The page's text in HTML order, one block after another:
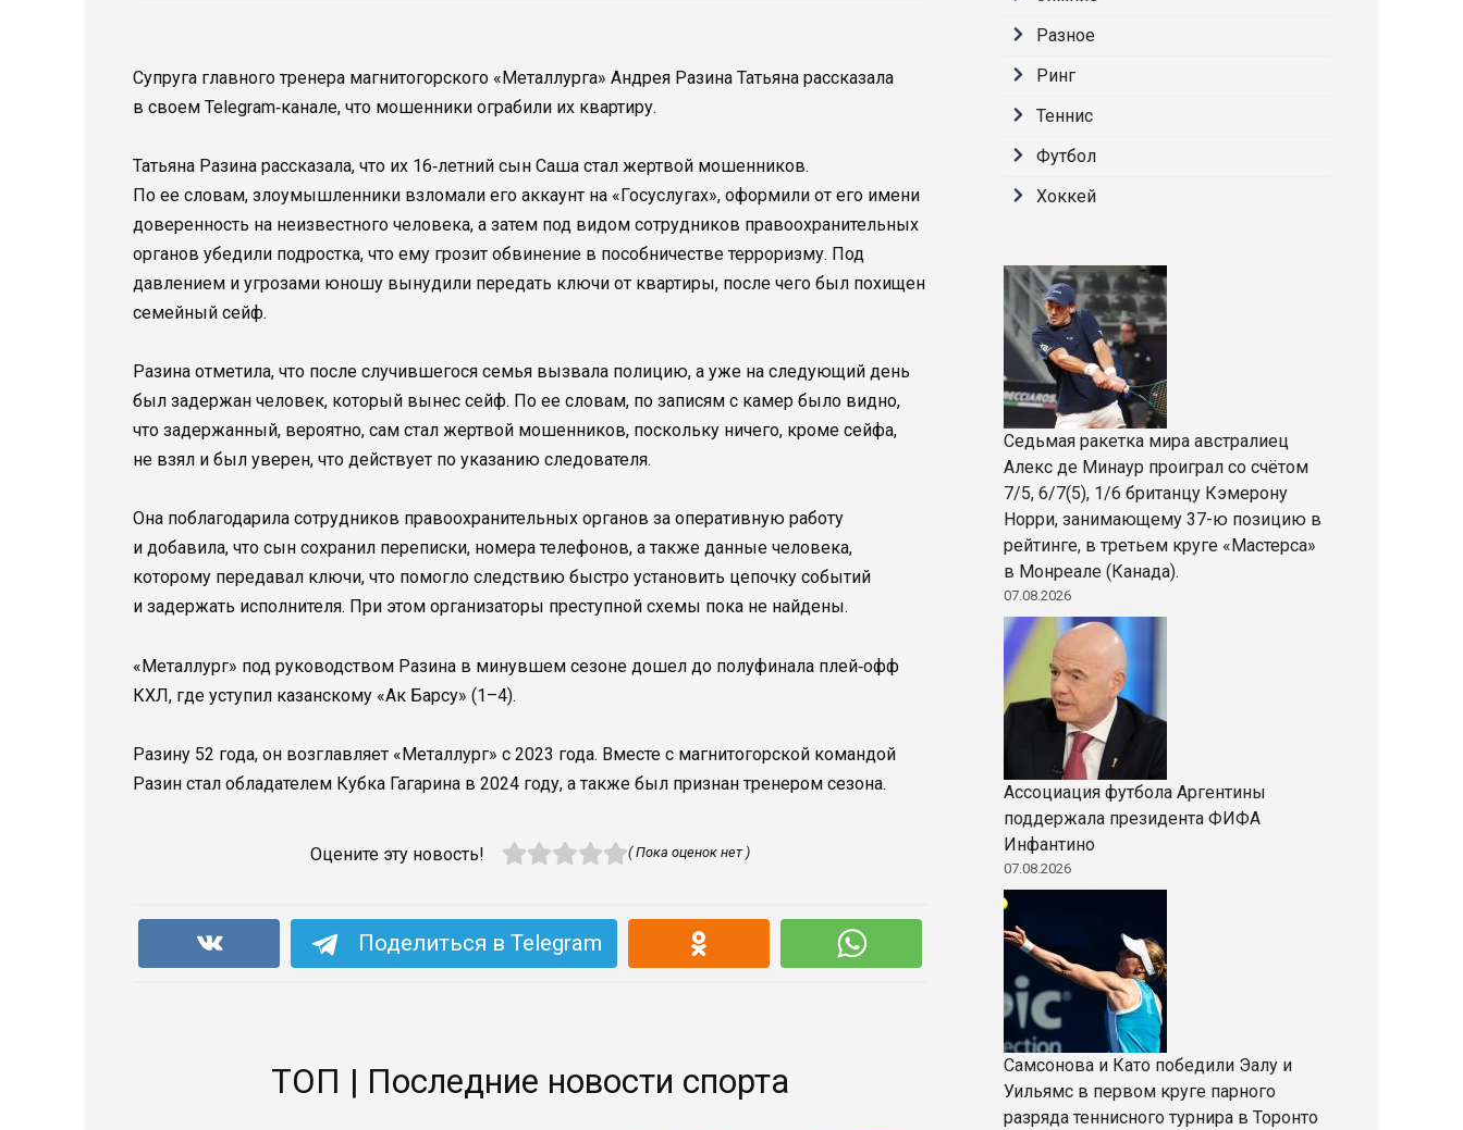
Супруга главного тренера магнитогорского «Металлурга» Андрея Разина Татьяна рассказала
в своем Telegram‑канале, что мошенники ограбили их квартиру.
Татьяна Разина рассказала, что их 16‑летний сын Саша стал жертвой мошенников.
По ее словам, злоумышленники взломали его аккаунт на «Госуслугах», оформили от его имени
доверенность на неизвестного человека, а затем под видом сотрудников правоохранительных
органов убедили подростка, что ему грозит обвинение в пособничестве терроризму. Под
давлением и угрозами юношу вынудили передать ключи от квартиры, после чего был похищен
семейный сейф.
Разина отметила, что после случившегося семья вызвала полицию, а уже на следующий день
был задержан человек, который вынес сейф. По ее словам, по записям с камер было видно,
что задержанный, вероятно, сам стал жертвой мошенников, поскольку ничего, кроме сейфа,
не взял и был уверен, что действует по указанию следователя.
Она поблагодарила сотрудников правоохранительных органов за оперативную работу
и добавила, что сын сохранил переписки, номера телефонов, а также данные человека,
которому передавал ключи, что помогло следствию быстро установить цепочку событий
и задержать исполнителя. При этом организаторы преступной схемы пока не найдены.
«Металлург» под руководством Разина в минувшем сезоне дошел до полуфинала плей‑офф
КХЛ, где уступил казанскому «Ак Барсу» (1–4).
Разину 52 года, он возглавляет «Металлург» с 2023 года. Вместе с магнитогорской командой
Разин стал обладателем Кубка Гагарина в 2024 году, а также был признан тренером сезона.
Оцените эту новость! ( Пока оценок нет )
Поделиться в Telegram
ТОП | Последние новости спорта
Разное
Ринг
Теннис
Футбол
Хоккей
Седьмая ракетка мира австралиец
Алекс де Минаур проиграл со счётом
7/5, 6/7(5), 1/6 британцу Кэмерону
Норри, занимающему 37-ю позицию в
рейтинге, в третьем круге «Мастерса»
в Монреале (Канада).
07.08.2026
Ассоциация футбола Аргентины
поддержала президента ФИФА
Инфантино
07.08.2026
Самсонова и Като победили Эалу и
Уильямс в первом круге парного
разряда теннисного турнира в Торонто